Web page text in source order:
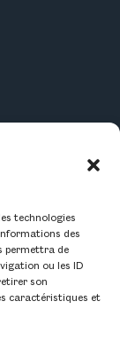
technologies
des
permettra de
ou les ID
son
caractéristiques et